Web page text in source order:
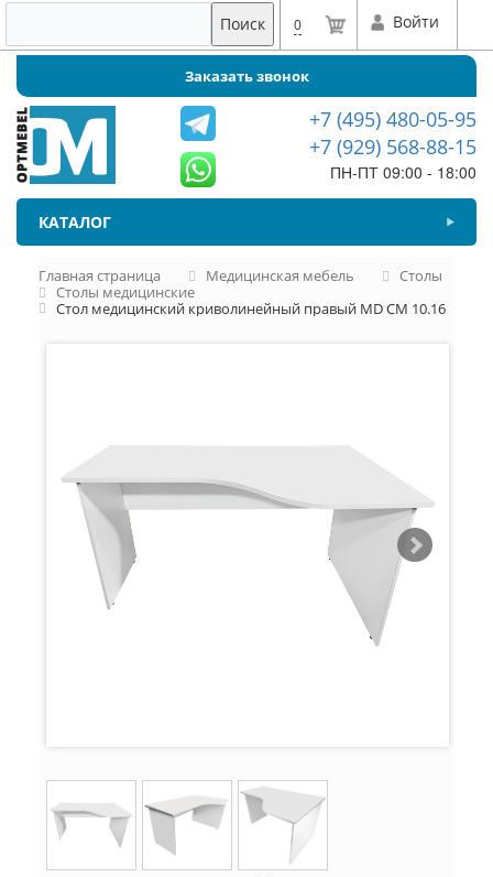
Поиск 0 Войти
Заказать звонок
+7 (495) 480-05-95
+7 (929) 568-88-15
ПН-ПТ 09:00 - 18:00
КАТАЛОГ
Главная страница Медицинская мебель
Столы
Столы медицинские
Стол медицинский криволинейный правый MD СМ 10.16